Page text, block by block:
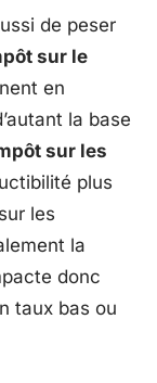
de peser
sur le
en
la base
sur les
plus
les
la
donc
taux bas ou